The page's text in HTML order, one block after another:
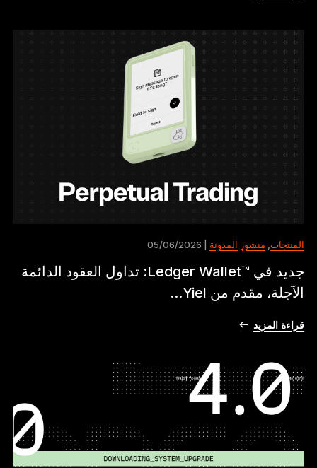
المنتجات, منشور المدونة
جديد في ™Ledger Wallet: تداول العقود الدائمة
الآجلة، مقدم من Yiel...
قراءة المزيد